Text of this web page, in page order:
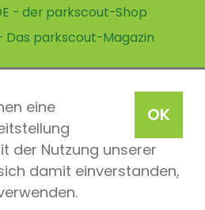
OK
eine
der Nutzung unserer
damit einverstanden,
- der parkscout-Shop
parkscout-Magazin